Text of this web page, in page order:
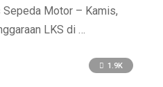
Motor – Kamis,
LKS di …
1.9K